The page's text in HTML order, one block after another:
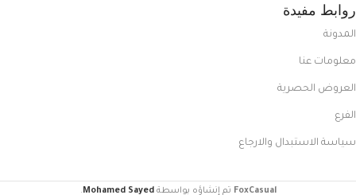
روابط مفيدة
المدونة
معلومات عنا
العروض الحصرية
الفرع
سياسة الاستبدال والارجاع
FoxCasual تم إنشاؤه بواسطةMohamed Sayed
.